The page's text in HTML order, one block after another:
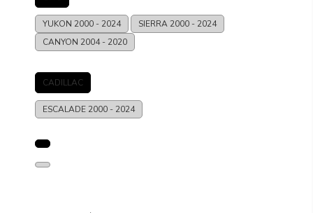
YUKON 2000 - 2024 SIERRA 2000 - 2024
CANYON 2004 - 2020
CADILLAC
ESCALADE 2000 - 2024